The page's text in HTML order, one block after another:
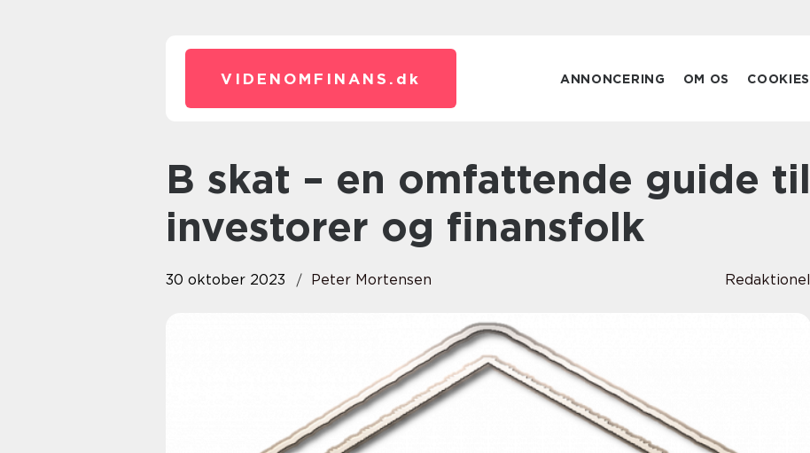
VIDENOMFINANS. dk ANNONCERING OM OS COOKIES
B skat – en omfattende guide til
investorer og finansfolk
30 oktober 2023 Peter Mortensen Redaktionel